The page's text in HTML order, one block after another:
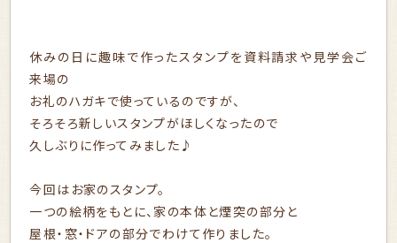
休みの日に趣味で作ったスタンプを資料請求や見学会ご
来場の
お礼のハガキで使っているのですが、
そろそろ新しいスタンプがほしくなったので
久しぶりに作ってみました♪
今回はお家のスタンプ。
一つの絵柄をもとに、家の本体と煙突の部分と
屋根・窓・ドアの部分でわけて作りました。